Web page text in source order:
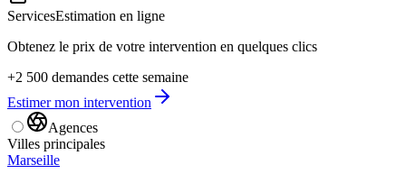
ServicesEstimation en ligne
Obtenez le prix de votre intervention en quelques clics
+2 500 demandes cette semaine
Estimer mon intervention
Agences
Villes principales
Marseille